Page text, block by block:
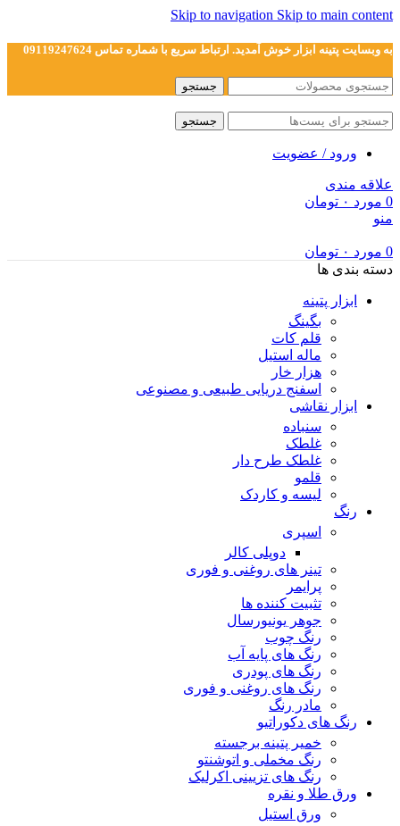
Skip to navigation Skip to main content
به وبسایت پتینه ابزار خوش آمدید. ارتباط سریع با شماره تماس 09119247624
جستجو
جستجو
ورود / عضویت
علاقه مندی
0 مورد ۰ تومان
منو
0 مورد ۰ تومان
دسته بندی ها
ابزار پتینه
بگینگ
قلم کات
ماله استیل
هزار خار
اسفنج دریایی طبیعی و مصنوعی
ابزار نقاشی
سنباده
غلطک
غلطک طرح دار
قلمو
لیسه و کاردک
رنگ
اسپری
دوپلی کالر
تینر های روغنی و فوری
پرایمر
تثبیت کننده ها
جوهر یونیورسال
رنگ چوب
رنگ‌ های پایه آب
رنگ های پودری
رنگ‌ های روغنی و فوری
مادر رنگ
رنگ های دکوراتیو
خمیر پتینه برجسته
رنگ مخملی و اتوشنتو
رنگ های تزیینی اکرلیک
ورق طلا و نقره
ورق استیل